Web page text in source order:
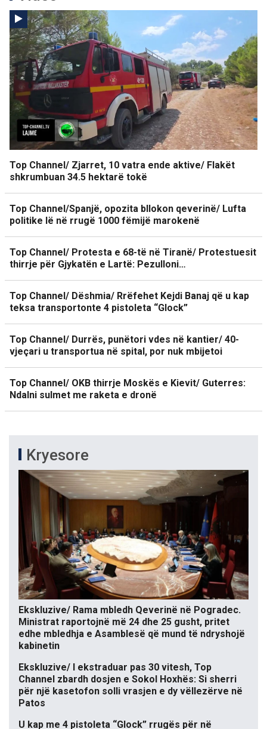
Top Channel/ Zjarret, 10 vatra ende aktive/ Flakët
shkrumbuan 34.5 hektarë tokë
Top Channel/Spanjë, opozita bllokon qeverinë/ Lufta
politike lë në rrugë 1000 fëmijë marokenë
Top Channel/ Protesta e 68-të në Tiranë/ Protestuesit
thirrje për Gjykatën e Lartë: Pezulloni…
Top Channel/ Dëshmia/ Rrëfehet Kejdi Banaj që u kap
teksa transportonte 4 pistoleta “Glock”
Top Channel/ Durrës, punëtori vdes në kantier/ 40-
vjeçari u transportua në spital, por nuk mbijetoi
Top Channel/ OKB thirrje Moskës e Kievit/ Guterres:
Ndalni sulmet me raketa e dronë
Kryesore
Ekskluzive/ Rama mbledh Qeverinë në Pogradec.
Ministrat raportojnë më 24 dhe 25 gusht, pritet
edhe mbledhja e Asamblesë që mund të ndryshojë
kabinetin
Ekskluzive/ I ekstraduar pas 30 vitesh, Top
Channel zbardh dosjen e Sokol Hoxhës: Si sherri
për një kasetofon solli vrasjen e dy vëllezërve në
Patos
U kap me 4 pistoleta “Glock” rrugës për në